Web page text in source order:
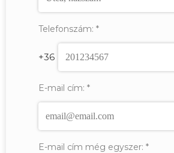
Telefonszám: *
+36
E-mail cím: *
E-mail cím még egyszer: *